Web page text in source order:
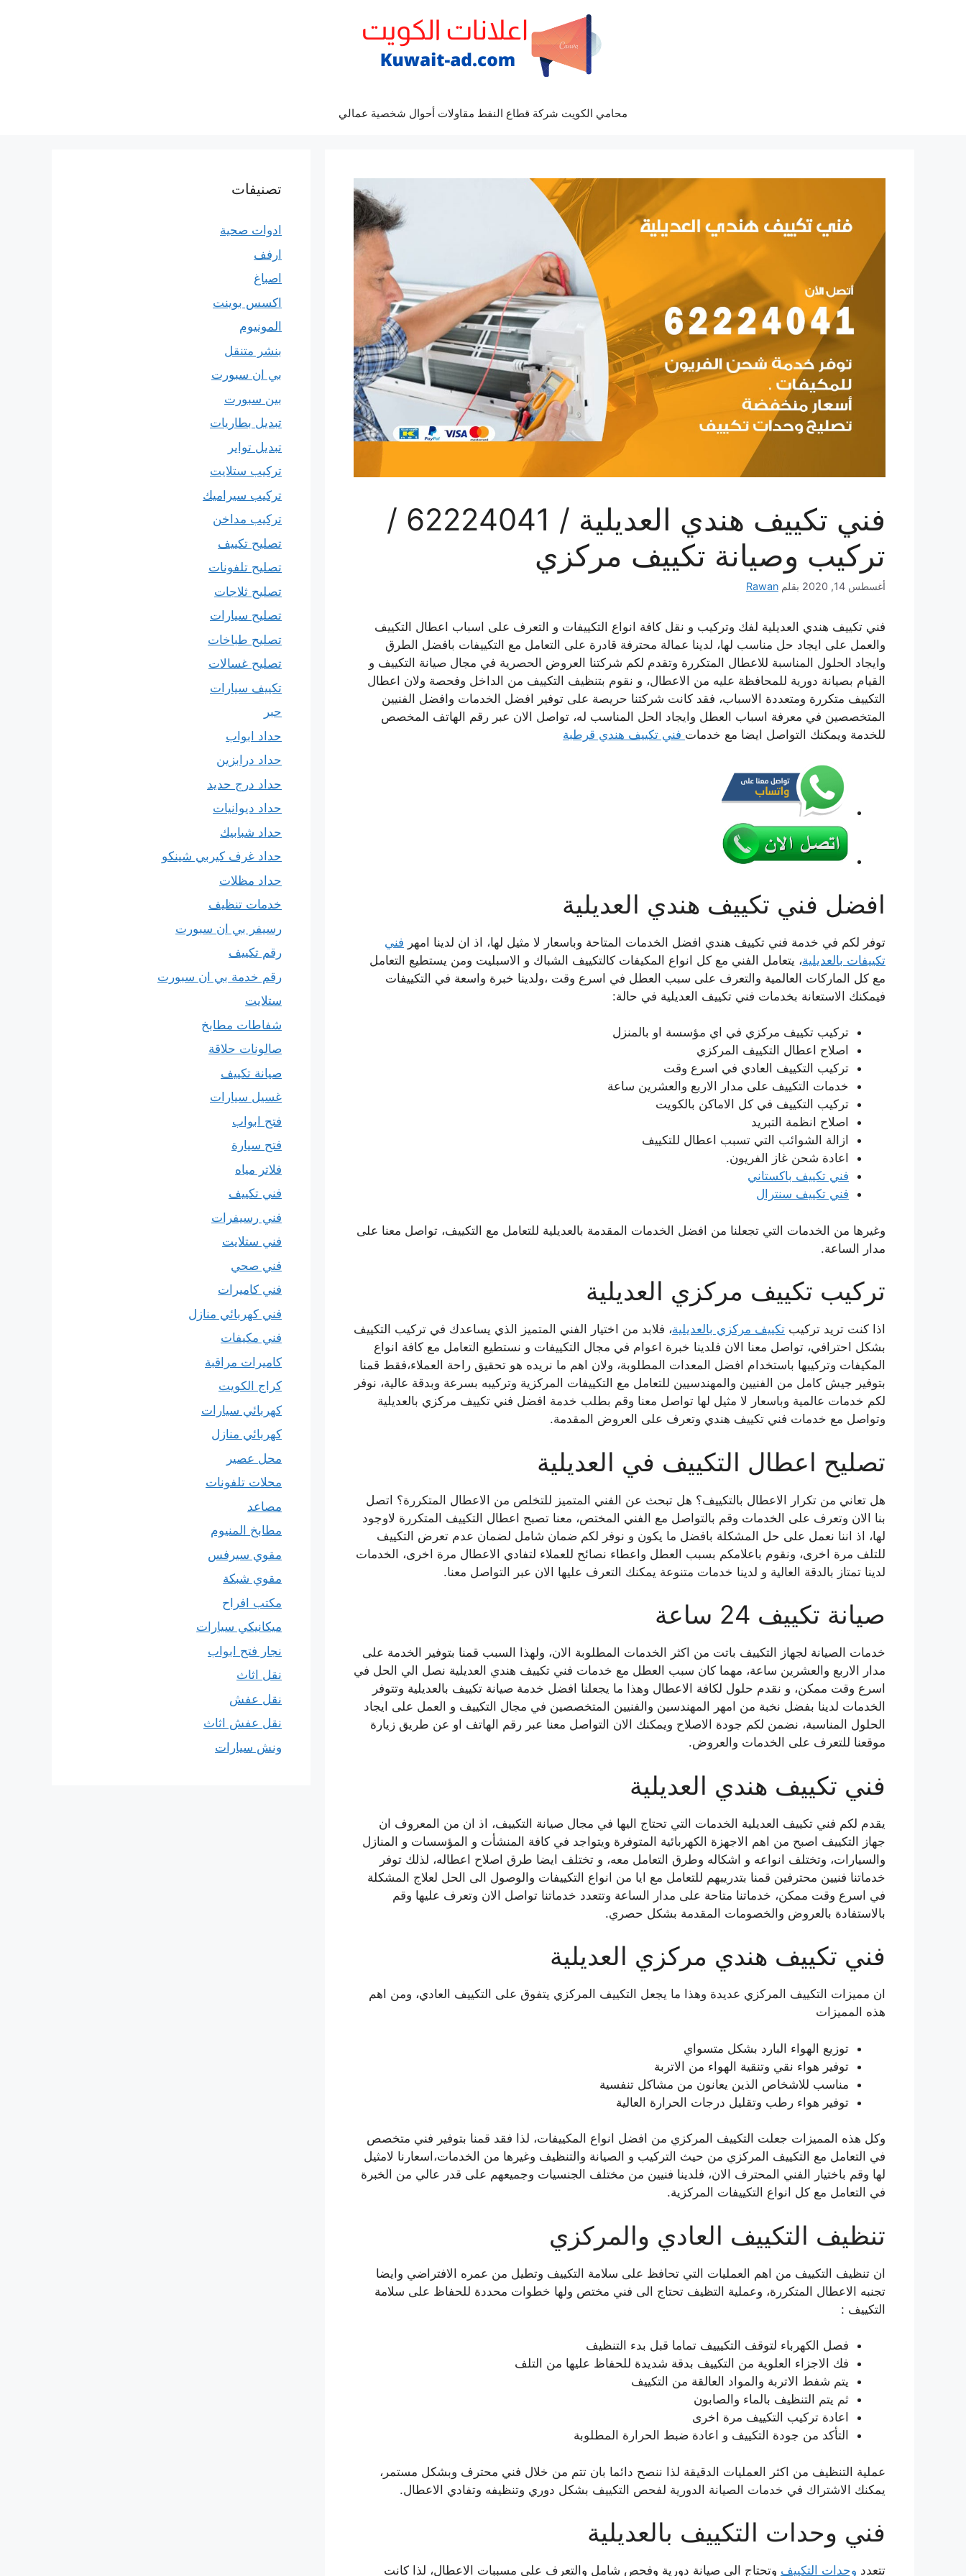
محامي الكويت شركة قطاع النفط مقاولات أحوال شخصية عمالي
فني تكييف هندي العديلية / 62224041 /
تركيب وصيانة تكييف مركزي
أغسطس 14, 2020 بقلم Rawan
فني تكييف هندي العديلية لفك وتركيب و نقل كافة انواع التكييفات و التعرف على اسباب اعطال التكييف
والعمل على ايجاد حل مناسب لها، لدينا عمالة محترفة قادرة على التعامل مع التكييفات بافضل الطرق
وايجاد الحلول المناسبة للاعطال المتكررة وتقدم لكم شركتنا العروض الحصرية في مجال صيانة التكييف و
القيام بصيانة دورية للمحافظة عليه من الاعطال، و نقوم بتنظيف التكييف من الداخل وفحصة ولان اعطال
التكييف متكررة ومتعددة الاسباب، فقد كانت شركتنا حريصة على توفير افضل الخدمات وافضل الفنيين
المتخصصين في معرفة اسباب العطل وايجاد الحل المناسب له، تواصل الان عبر رقم الهاتف المخصص
للخدمة ويمكنك التواصل ايضا مع خدمات فني تكييف هندي قرطبة
افضل فني تكييف هندي العديلية
توفر لكم في خدمة فني تكييف هندي افضل الخدمات المتاحة وباسعار لا مثيل لها، اذ ان لدينا امهر فني
تكييفات بالعديلية، يتعامل الفني مع كل انواع المكيفات كالتكييف الشباك و الاسبليت ومن يستطيع التعامل
مع كل الماركات العالمية والتعرف على سبب العطل في اسرع وقت ،ولدينا خبرة واسعة في التكييفات
فيمكنك الاستعانة بخدمات فني تكييف العديلية في حالة:
تركيب تكييف مركزي في اي مؤسسة او بالمنزل
اصلاح اعطال التكييف المركزي
تركيب التكييف العادي في اسرع وقت
خدمات التكييف على مدار الاربع والعشرين ساعة
تركيب التكييف في كل الاماكن بالكويت
اصلاح انظمة التبريد
ازالة الشوائب التي تسبب اعطال للتكييف
اعادة شحن غاز الفريون.
فني تكييف باكستاني
فني تكييف سنترال
وغيرها من الخدمات التي تجعلنا من افضل الخدمات المقدمة بالعديلية للتعامل مع التكييف، تواصل معنا على
مدار الساعة.
تركيب تكييف مركزي العديلية
اذا كنت تريد تركيب تكييف مركزي بالعديلية، فلابد من اختيار الفني المتميز الذي يساعدك في تركيب التكييف
بشكل احترافي، تواصل معنا الان فلدينا خبرة اعوام في مجال التكييفات و نستطيع التعامل مع كافة انواع
المكيفات وتركيبها باستخدام افضل المعدات المطلوبة، ولان اهم ما نريده هو تحقيق راحة العملاء،فقط قمنا
بتوفير جيش كامل من الفنيين والمهندسيين للتعامل مع التكييفات المركزية وتركيبه بسرعة وبدقة عالية، نوفر
لكم خدمات عالمية وباسعار لا مثيل لها تواصل معنا وقم بطلب خدمة افضل فني تكييف مركزي بالعديلية
وتواصل مع خدمات فني تكييف هندي وتعرف على العروض المقدمة.
تصليح اعطال التكييف في العديلية
هل تعاني من تكرار الاعطال بالتكييف؟ هل تبحث عن الفني المتميز للتخلص من الاعطال المتكررة؟ اتصل
بنا الان وتعرف على الخدمات وقم بالتواصل مع الفني المختص، معنا تصبح اعطال التكييف المتكررة لاوجود
لها، اذ اننا نعمل على حل المشكلة بافضل ما يكون و نوفر لكم ضمان شامل لضمان عدم تعرض التكييف
للتلف مرة اخرى، ونقوم باعلامكم بسبب العطل واعطاء نصائح للعملاء لتفادي الاعطال مرة اخرى، الخدمات
لدينا تمتاز بالدقة العالية و لدينا خدمات متنوعة يمكنك التعرف عليها الان عبر التواصل معنا.
صيانة تكييف 24 ساعة
خدمات الصيانة لجهاز التكييف باتت من اكثر الخدمات المطلوبة الان، ولهذا السبب قمنا بتوفير الخدمة على
مدار الاربع والعشرين ساعة، مهما كان سبب العطل مع خدمات فني تكييف هندي العديلية نصل الي الحل في
اسرع وقت ممكن، و نقدم حلول لكافة الاعطال وهذا ما يجعلنا افضل خدمة صيانة تكييف بالعديلية وتتوفر
الخدمات لدينا بفضل نخبة من امهر المهندسين والفنيين المتخصصين في مجال التكييف و العمل على ايجاد
الحلول المناسبة، نضمن لكم جودة الاصلاح ويمكنك الان التواصل معنا عبر رقم الهاتف او عن طريق زيارة
موقعنا للتعرف على الخدمات والعروض.
فني تكييف هندي العديلية
يقدم لكم فني تكييف العديلية الخدمات التي تحتاج اليها في مجال صيانة التكييف، اذ ان من المعروف ان
جهاز التكييف اصبح من اهم الاجهزة الكهربائية المتوفرة ويتواجد في كافة المنشأت و المؤسسات و المنازل
والسيارات، وتختلف انواعه و اشكاله وطرق التعامل معه، و تختلف ايضا طرق اصلاح اعطاله، لذلك توفر
خدماتنا فنيين محترفين قمنا بتدريبهم للتعامل مع ايا من انواع التكييفات والوصول الى الحل لعلاج المشكلة
في اسرع وقت ممكن، خدماتنا متاحة على مدار الساعة وتتعدد خدماتنا تواصل الان وتعرف عليها وقم
بالاستفادة بالعروض والخصومات المقدمة بشكل حصري.
فني تكييف هندي مركزي العديلية
ان مميزات التكييف المركزي عديدة وهذا ما يجعل التكييف المركزي يتفوق على التكييف العادي، ومن اهم
هذه المميزات
توزيع الهواء البارد بشكل متسواي
توفير هواء نقي وتنقية الهواء من الاتربة
مناسب للاشخاص الذين يعانون من مشاكل تنفسية
توفير هواء رطب وتقليل درجات الحرارة العالية
وكل هذه المميزات جعلت التكييف المركزي من افضل انواع المكييفات، لذا فقد قمنا بتوفير فني متخصص
في التعامل مع التكييف المركزي من حيث التركيب و الصيانة والتنظيف وغيرها من الخدمات،اسعارنا لامثيل
لها وقم باختيار الفني المحترف الان، فلدينا فنيين من مختلف الجنسيات وجميعهم على قدر عالي من الخبرة
في التعامل مع كل انواع التكييفات المركزية.
تنظيف التكييف العادي والمركزي
ان تنظيف التكييف من اهم العمليات التي تحافظ على سلامة التكييف وتطيل من عمره الافتراضي وايضا
تجنبه الاعطال المتكررة، وعملية التظيف تحتاج الى فني مختص ولها خطوات محددة للحفاظ على سلامة
التكييف :
فصل الكهرباء لتوقف التكيييف تماما قبل بدء التنظيف
فك الاجزاء العلوية من التكييف بدقة شديدة للحفاظ عليها من التلف
يتم شفط الاتربة والمواد العالقة من التكييف
ثم يتم التنظيف بالماء والصابون
اعادة تركيب التكييف مرة اخرى
التأكد من جودة التكييف و اعادة ضبط الحرارة المطلوبة
عملية التنظيف من اكثر العمليات الدقيقة لذا ننصح دائما بان تتم من خلال فني محترف وبشكل مستمر،
يمكنك الاشتراك في خدمات الصيانة الدورية لفحص التكييف بشكل دوري وتنظيفه وتفادي الاعطال.
فني وحدات التكييف بالعديلية
تتعدد وحدات التكييف وتحتاج الى صيانة دورية وفحص شامل والتعرف على مسببات الاعطال، لذا كانت
تصنيفات
ادوات صحية
ارفف
اصباغ
اكسس بوينت
المونيوم
بنشر متنقل
بي ان سبورت
بين سبورت
تبديل بطاريات
تبديل تواير
تركيب ستلايت
تركيب سيراميك
تركيب مداخن
تصليح تكييف
تصليح تلفونات
تصليح ثلاجات
تصليح سيارات
تصليح طباخات
تصليح غسالات
تكييف سيارات
حبر
حداد ابواب
حداد درابزين
حداد درج حديد
حداد ديوانيات
حداد شبابيك
حداد غرف كيربي شينكو
حداد مظلات
خدمات تنظيف
رسيفر بي ان سبورت
رقم تكييف
رقم خدمة بي ان سبورت
ستلايت
شفاطات مطابخ
صالونات حلاقة
صيانة تكييف
غسيل سيارات
فتح ابواب
فتح سيارة
فلاتر مياه
فني تكييف
فني رسيفرات
فني ستلايت
فني صحي
فني كاميرات
فني كهربائي منازل
فني مكيفات
كاميرات مراقبة
كراج الكويت
كهربائي سيارات
كهربائي منازل
محل عصير
محلات تلفونات
مصاعد
مطابخ المنيوم
مقوي سيرفس
مقوي شبكة
مكتب افراح
ميكانيكي سيارات
نجار فتح ابواب
نقل اثاث
نقل عفش
نقل عفش اثاث
ونش سيارات